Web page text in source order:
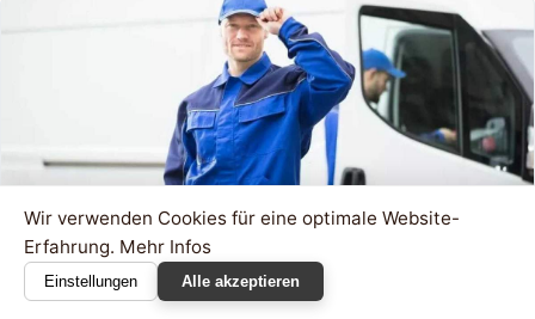
Wir verwenden Cookies für eine optimale Website-
Erfahrung. Mehr Infos
Einstellungen Alle akzeptieren